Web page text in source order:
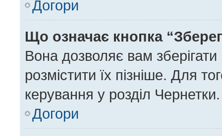
Догори
Що означає кнопка
Вона дозволяє вам
розмістити їх пізніше. Для
керування у розділ Чернетки.
Догори